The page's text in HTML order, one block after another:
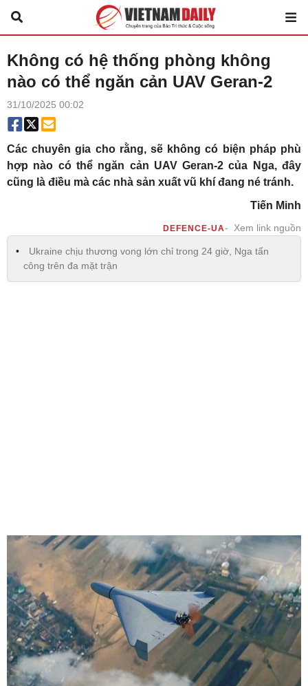
Không có hệ thống phòng không
nào có thể ngăn cản UAV Geran-2
31/10/2025 00:02
Các chuyên gia cho rằng, sẽ không có biện pháp phù
hợp nào có thể ngăn cản UAV Geran-2 của Nga, đây
cũng là điều mà các nhà sản xuất vũ khí đang né tránh.
Tiến Minh
DEFENCE-UA Xem link nguồn
Ukraine chịu thương vong lớn chỉ trong 24 giờ, Nga tấn
công trên đa mặt trận